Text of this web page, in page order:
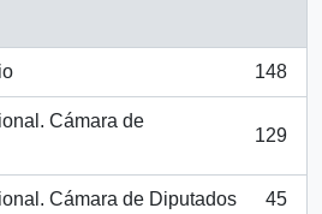
148
Cámara de
129
Cámara de Diputados 45